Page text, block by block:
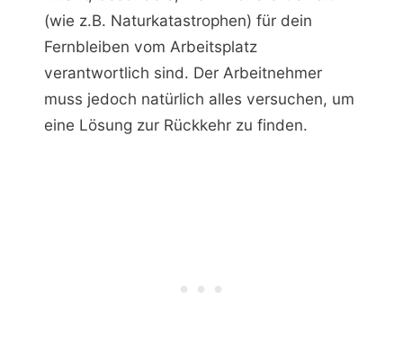
(wie z.B. Naturkatastrophen) für dein
Fernbleiben vom Arbeitsplatz
verantwortlich sind. Der Arbeitnehmer
muss jedoch natürlich alles versuchen, um
eine Lösung zur Rückkehr zu finden.